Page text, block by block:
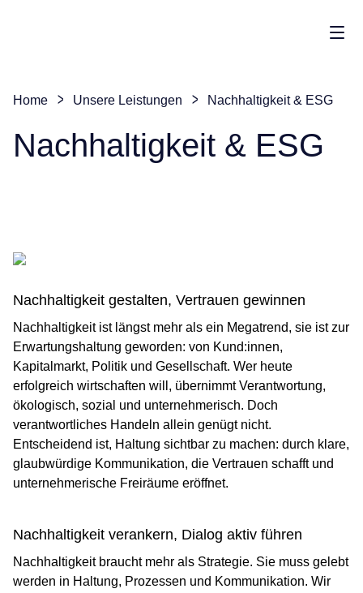
Home Unsere Leistungen Nachhaltigkeit & ESG
Nachhaltigkeit & ESG
Nachhaltigkeit gestalten, Vertrauen gewinnen
Nachhaltigkeit ist längst mehr als ein Megatrend, sie ist zur
Erwartungshaltung geworden: von Kund:innen,
Kapitalmarkt, Politik und Gesellschaft. Wer heute
erfolgreich wirtschaften will, übernimmt Verantwortung,
ökologisch, sozial und unternehmerisch. Doch
verantwortliches Handeln allein genügt nicht.
Entscheidend ist, Haltung sichtbar zu machen: durch klare,
glaubwürdige Kommunikation, die Vertrauen schafft und
unternehmerische Freiräume eröffnet.
Nachhaltigkeit verankern, Dialog aktiv führen
Nachhaltigkeit braucht mehr als Strategie. Sie muss gelebt
werden in Haltung, Prozessen und Kommunikation. Wir